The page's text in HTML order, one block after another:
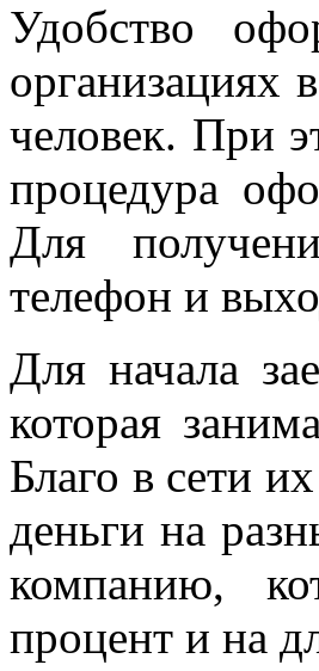
Удобство
организациях
человек. При
процедура
Для
телефон и
Для начала
которая
Благо в сети
деньги на
компанию,
процент и на